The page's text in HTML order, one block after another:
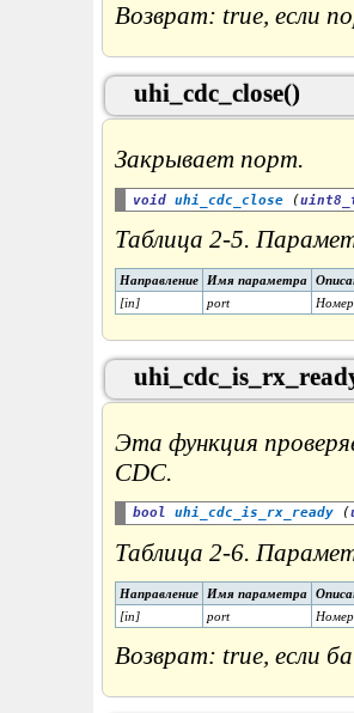
Возврат: true, если
uhi_cdc_close()
Закрывает порт.
void uhi_cdc_close (
Таблица 2-5.
Направление Имя параметра
[in]
port
Эта функция
CDC.
bool uhi_cdc_is_rx_ready (
Таблица 2-6.
Направление Имя параметра
[in]
port
Возврат: true, если